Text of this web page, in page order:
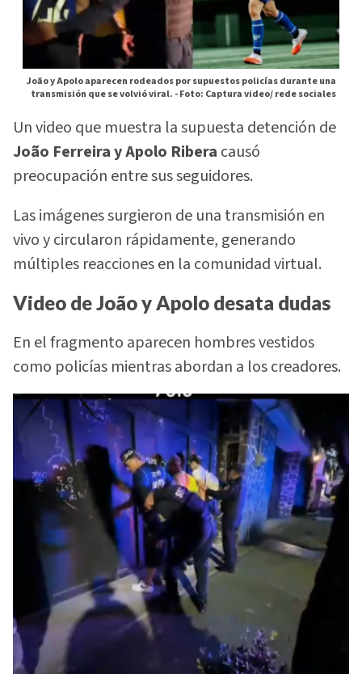
João y Apolo aparecen rodeados por supuestos policías durante una
transmisión que se volvió viral. -Foto: Captura video/ rede sociales
Un video que muestra la supuesta detención de
João Ferreira y Apolo Ribera causó
preocupación entre sus seguidores.
Las imágenes surgieron de una transmisión en
vivo y circularon rápidamente, generando
múltiples reacciones en la comunidad virtual.
Video de João y Apolo desata dudas
En el fragmento aparecen hombres vestidos
como policías mientras abordan a los creadores.